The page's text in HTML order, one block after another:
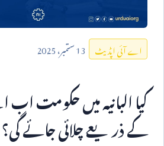
اے آئی اپڈیٹ 13ستمبر،2025
کیا البانیہ میں حکومت
کے ذریعے چلائی جائے گی؟